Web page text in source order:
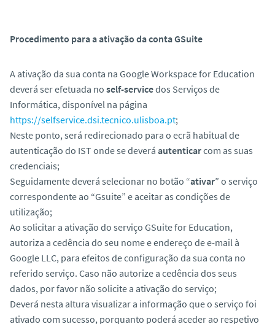
Procedimento para a ativação da conta GSuite
A ativação da sua conta na Google Workspace for Education
deverá ser efetuada no self-servicedos Serviços de
Informática, disponível na página
https://selfservice.dsi.tecnico.ulisboa.pt;
Neste ponto, será redirecionado para o ecrã habitual de
autenticação do IST onde se deverá autenticarcom as suas
credenciais;
Seguidamente deverá selecionar no botão “ativar” o serviço
correspondente ao “Gsuite” e aceitar as condições de
utilização;
Ao solicitar a ativação do serviço GSuite for Education,
autoriza a cedência do seu nome e endereço de e-mail à
Google LLC, para efeitos de configuração da sua conta no
referido serviço. Caso não autorize a cedência dos seus
dados, por favor não solicite a ativação do serviço;
Deverá nesta altura visualizar a informação que o serviço foi
ativado com sucesso, porquanto poderá aceder ao respetivo